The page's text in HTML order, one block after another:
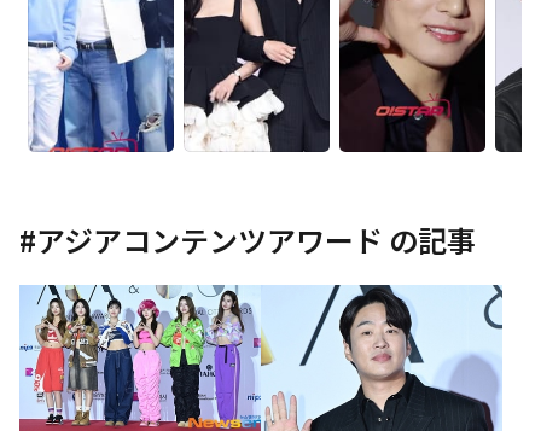
#アジアコンテンツアワード の記事